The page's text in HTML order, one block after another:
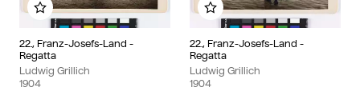
22., Franz-Josefs-Land -
Regatta
Ludwig Grillich
1904
Zu meinem Album hinzufügen
22., Franz-Josefs-Land -
Regatta
Ludwig Grillich
1904
Zu meinem Album